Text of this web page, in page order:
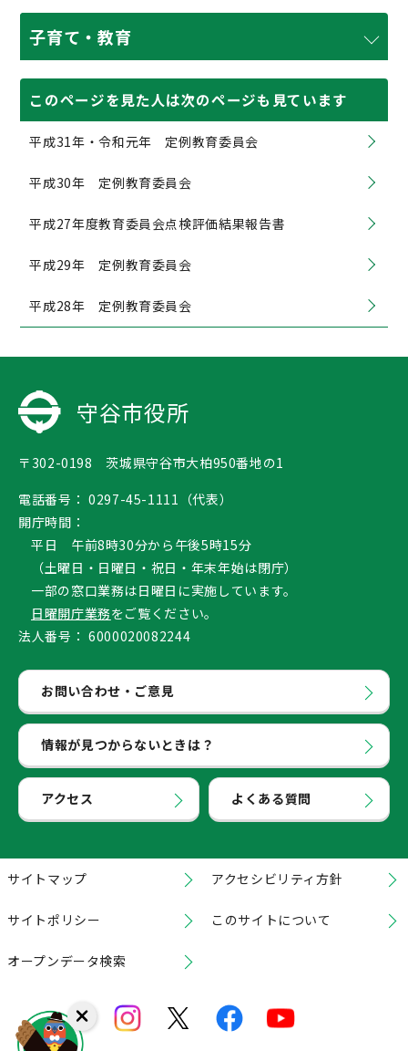
子育て・教育
このページを見た人は次のページも見ています
平成31年・令和元年 定例教育委員会
平成30年 定例教育委員会
平成27年度教育委員会点検評価結果報告書
平成29年 定例教育委員会
平成28年 定例教育委員会
守谷市役所
〒302-0198 茨城県守谷市大柏950番地の1
電話番号： 0297-45-1111（代表）
開庁時間：
平日 午前8時30分から午後5時15分
（土曜日・日曜日・祝日・年末年始は閉庁）
一部の窓口業務は日曜日に実施しています。
日曜開庁業務をご覧ください。
法人番号： 6000020082244
お問い合わせ・ご意見
情報が見つからないときは？
アクセス よくある質問
サイトマップ アクセシビリティ方針
サイトポリシー このサイトについて
オープンデータ検索